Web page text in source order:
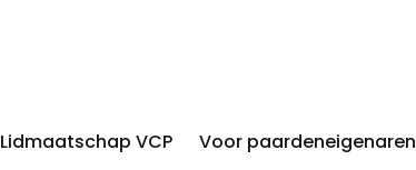
Lidmaatschap VCP Voor paardeneigenaren